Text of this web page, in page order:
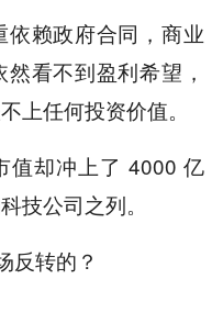
赖政府合同，商业
看不到盈利希望，
上任何投资价值。
值却冲上了 4000 亿
技公司之列。
反转的？